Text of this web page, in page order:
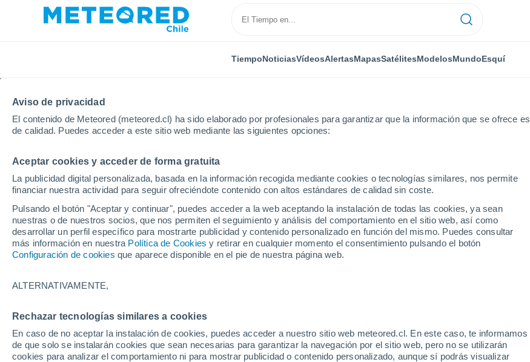
Aviso de privacidad
El contenido de Meteored (meteored.cl) ha sido elaborado por profesionales para garantizar que la información que se ofrece es
de calidad. Puedes acceder a este sitio web mediante las siguientes opciones:
Aceptar cookies y acceder de forma gratuita
La publicidad digital personalizada, basada en la información recogida mediante cookies o tecnologías similares, nos permite
financiar nuestra actividad para seguir ofreciéndote contenido con altos estándares de calidad sin coste.
Pulsando el botón "Aceptar y continuar", puedes acceder a la web aceptando la instalación de todas las cookies, ya sean
nuestras o de nuestros socios, que nos permiten el seguimiento y análisis del comportamiento en el sitio web, así como
desarrollar un perfil específico para mostrarte publicidad y contenido personalizado en función del mismo. Puedes consultar
más información en nuestra Política de Cookies y retirar en cualquier momento el consentimiento pulsando el botón
Configuración de cookies que aparece disponible en el pie de nuestra página web.
ALTERNATIVAMENTE,
Rechazar tecnologías similares a cookies
En caso de no aceptar la instalación de cookies, puedes acceder a nuestro sitio web meteored.cl. En este caso, te informamos
de que solo se instalarán cookies que sean necesarias para garantizar la navegación por el sitio web, pero no se utilizarán
cookies para analizar el comportamiento ni para mostrar publicidad o contenido personalizado, aunque sí podrás visualizar
TiempoNoticiasVídeosAlertasMapasSatélitesModelosMundoEsquí
Inicio Eslovaquia Región de Prešov
Strbske Pleso
05/12/2026
Hoy
6 Ago
Mañana
7 Ago
Sábado
8 Ago
Parte de nieve hoy